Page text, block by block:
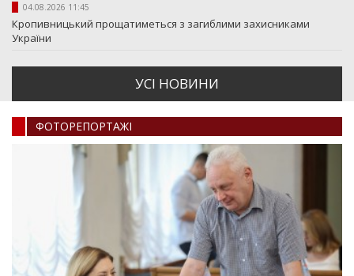
04.08.2026 11:45
Кропивницький прощатиметься з загиблими захисниками
України
УСI НОВИНИ
ФОТОРЕПОРТАЖI